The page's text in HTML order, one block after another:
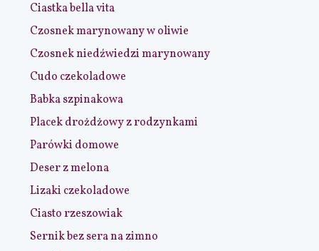
Ciastka bella vita
Czosnek marynowany w oliwie
Czosnek niedźwiedzi marynowany
Cudo czekoladowe
Babka szpinakowa
Placek drożdżowy z rodzynkami
Parówki domowe
Deser z melona
Lizaki czekoladowe
Ciasto rzeszowiak
Sernik bez sera na zimno